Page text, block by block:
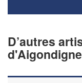
D’autres
d'Aigondigne